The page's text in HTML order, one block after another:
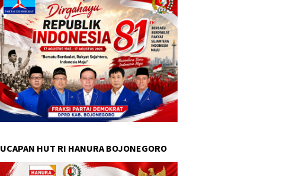
UCAPAN HUT RI HANURA BOJONEGORO